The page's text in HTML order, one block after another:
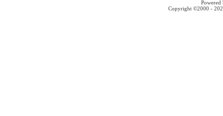
Copyright ©2000 -